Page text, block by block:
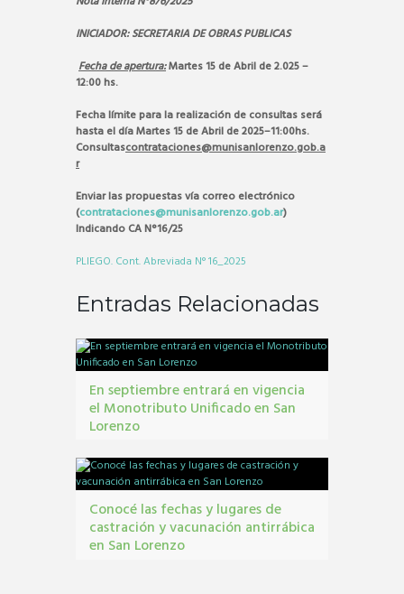
INICIADOR: SECRETARIA DE OBRAS PUBLICAS
Fecha de apertura:Martes 15 de Abril de 2.025 –
12:00 hs.
Fecha límite para la realización de consultas será
hasta el día Martes 15 de Abril de 2025–11:00hs.
Consultascontrataciones@munisanlorenzo.gob.a
r
Enviar las propuestas vía correo electrónico
(contrataciones@munisanlorenzo.gob.ar)
Indicando CA N°16/25
PLIEGO. Cont. Abreviada N° 16_2025
Entradas Relacionadas
En septiembre entrará en vigencia
el Monotributo Unificado en San
Lorenzo
Unificado
Conocé las fechas y lugares de
castración y vacunación antirrábica
en San Lorenzo